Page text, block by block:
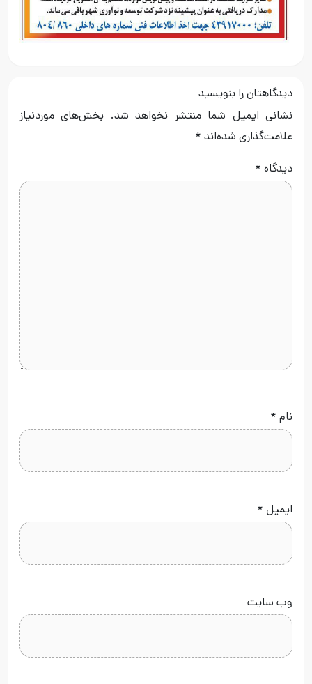
دیدگاهتان را بنویسید
نشانی ایمیل شما منتشر نخواهد شد. بخش‌های موردنیاز
علامت‌گذاری شده‌اند *
دیدگاه *
نام *
ایمیل *
وب‌ سایت